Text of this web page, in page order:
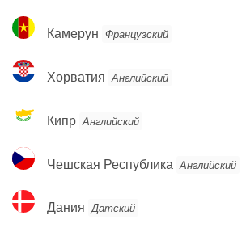
Камерун
Камерун Французский
Хорватия
Хорватия Английский
Кипр
Кипр Английский
Чешская
Республика
Чешская Республика Английский
Дания
Дания Датский